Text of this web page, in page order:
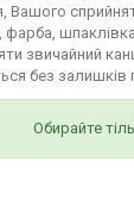
Вашого
звичайний
без залишків
Обирайте